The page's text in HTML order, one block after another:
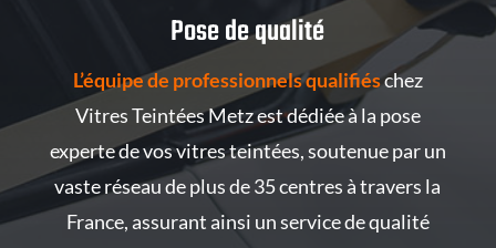
Pose de qualité
L’équipe de professionnels qualifiéschez
Vitres Teintées Metz est dédiée à la pose
experte de vos vitres teintées, soutenue par un
vaste réseau de plus de 35 centres à travers la
France, assurant ainsi un service de qualité